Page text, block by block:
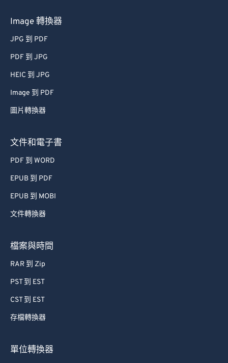
Image 轉換器
JPG 到 PDF
PDF 到 JPG
HEIC 到 JPG
Image 到 PDF
圖片轉換器
文件和電子書
PDF 到 WORD
EPUB 到 PDF
EPUB 到 MOBI
文件轉換器
檔案與時間
RAR 到 Zip
PST 到 EST
CST 到 EST
存檔轉換器
單位轉換器